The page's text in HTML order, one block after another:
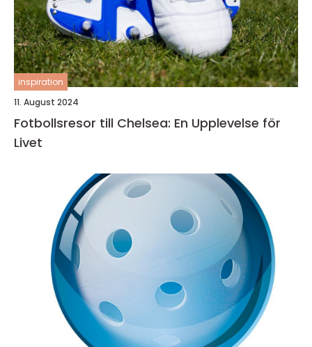
inspiration
11. August 2024
Fotbollsresor till Chelsea: En Upplevelse för
Livet